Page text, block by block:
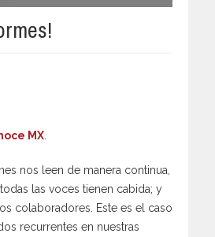
MX
nos leen de manera continua,
todas las voces tienen cabida; y
colaboradores. Este es el caso
recurrentes en nuestras